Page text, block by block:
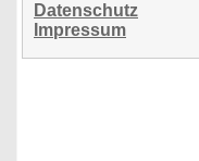
Datenschutz
Impressum